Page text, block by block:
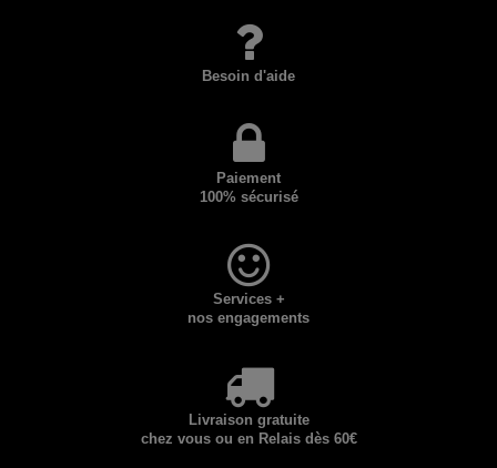
Besoin d'aide
Paiement
100% sécurisé
Services +
nos engagements
Livraison gratuite
chez vous ou en Relais dès 60€